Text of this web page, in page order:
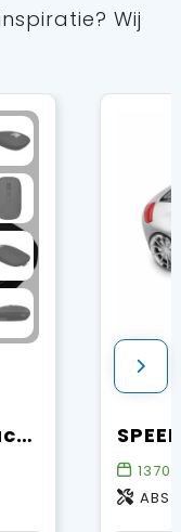
Wij
SCX.design O22 antibacteriële draadloze muis met oplichtend logo
1370
ABS